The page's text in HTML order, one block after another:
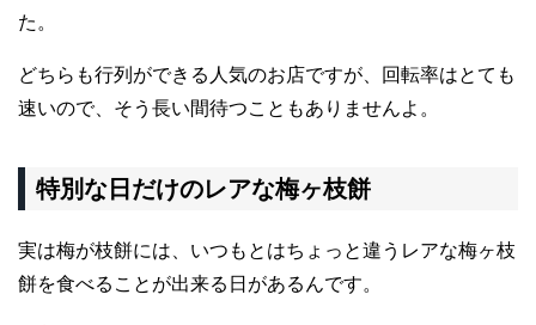
た。
どちらも行列ができる人気のお店ですが、回転率はとても
速いので、そう長い間待つこともありませんよ。
特別な日だけのレアな梅ヶ枝餅
実は梅が枝餅には、いつもとはちょっと違うレアな梅ヶ枝
餅を食べることが出来る日があるんです。